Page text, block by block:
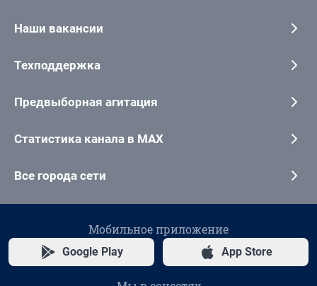
Наши вакансии
Техподдержка
Предвыборная агитация
Статистика канала в MAX
Все города сети
Мобильное приложение
Google Play App Store